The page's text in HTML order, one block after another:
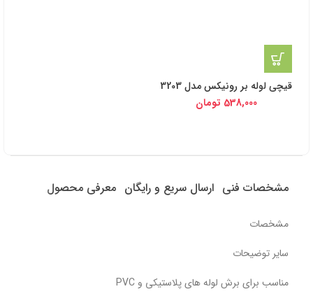
قیچی لوله بر رونیکس مدل 3203
538,000 تومان
مشخصات فنی ارسال سریع و رایگان معرفی محصول
مشخصات
سایر توضیحات
مناسب برای برش لوله های پلاستیکی و PVC